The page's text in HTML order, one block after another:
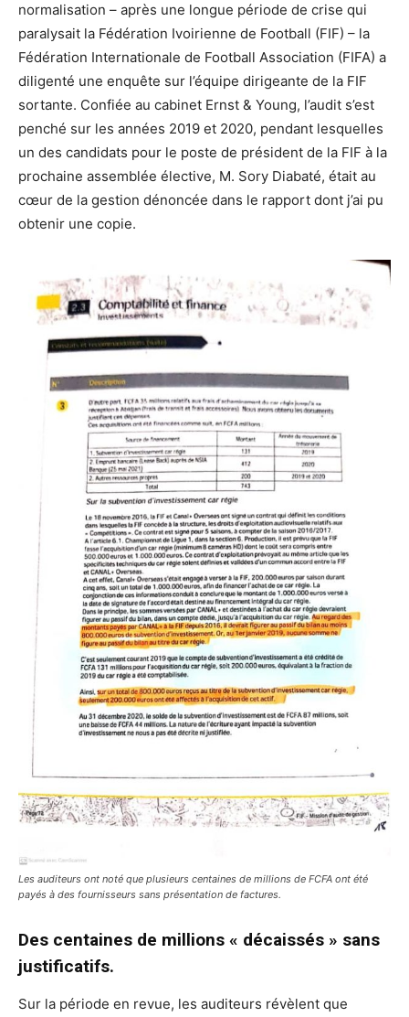
normalisation – après une longue période de crise qui
paralysait la Fédération Ivoirienne de Football (FIF) – la
Fédération Internationale de Football Association (FIFA) a
diligenté une enquête sur l’équipe dirigeante de la FIF
sortante. Confiée au cabinet Ernst & Young, l’audit s’est
penché sur les années 2019 et 2020, pendant lesquelles
un des candidats pour le poste de président de la FIF à la
prochaine assemblée élective, M. Sory Diabaté, était au
cœur de la gestion dénoncée dans le rapport dont j’ai pu
obtenir une copie.
Les auditeurs ont noté que plusieurs centaines de millions de FCFA ont été
payés à des fournisseurs sans présentation de factures.
Des centaines de millions « décaissés » sans
justificatifs.
Sur la période en revue, les auditeurs révèlent que